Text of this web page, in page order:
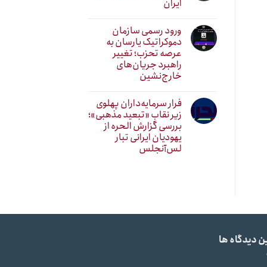
ایران
ورود رسمی سازمان
دموکراتیک یارسان به
عرصه تحزب؛ تغییر
راهبرد جریان‌های
خارج‌نشین
فرار سرمایه‌داران پهلوی
زیر نقابِ «تبعید مذهبی»؛
بررسی گزارش الحره از
یهودیان ایرانی تبار
لس‌آنجلس
دیدگاه ها